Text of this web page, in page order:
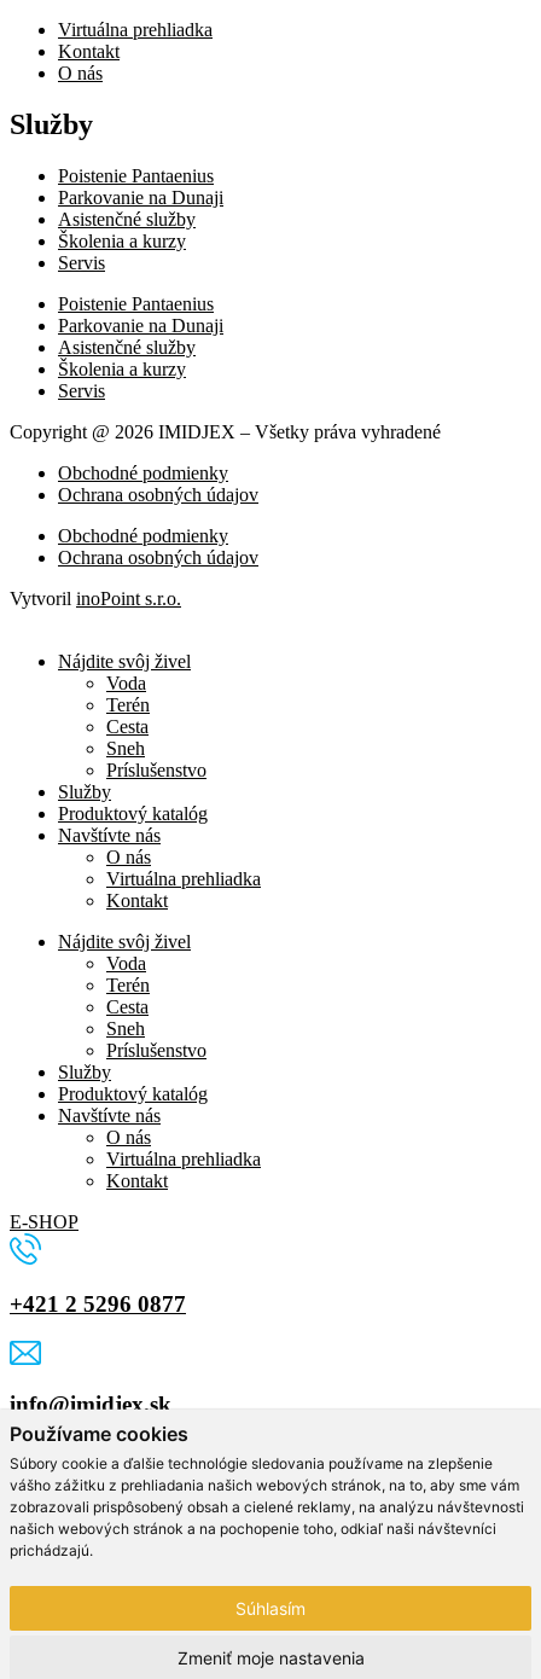
Používame cookies
Súbory cookie a ďalšie technológie sledovania používame na zlepšenie
vášho zážitku z prehliadania našich webových stránok, na to, aby sme vám
zobrazovali prispôsobený obsah a cielené reklamy, na analýzu návštevnosti
našich webových stránok a na pochopenie toho, odkiaľ naši návštevníci
prichádzajú.
Súhlasím
Zmeniť moje nastavenia
Virtuálna prehliadka
Kontakt
O nás
Služby
Poistenie Pantaenius
Parkovanie na Dunaji
Asistenčné služby
Školenia a kurzy
Servis
Poistenie Pantaenius
Parkovanie na Dunaji
Asistenčné služby
Školenia a kurzy
Servis
Copyright @ 2026 IMIDJEX – Všetky práva vyhradené
Obchodné podmienky
Ochrana osobných údajov
Obchodné podmienky
Ochrana osobných údajov
Vytvoril inoPoint s.r.o.
Nájdite svôj živel
Voda
Terén
Cesta
Sneh
Príslušenstvo
Služby
Produktový katalóg
Navštívte nás
O nás
Virtuálna prehliadka
Kontakt
Nájdite svôj živel
Voda
Terén
Cesta
Sneh
Príslušenstvo
Služby
Produktový katalóg
Navštívte nás
O nás
Virtuálna prehliadka
Kontakt
E-SHOP
+421 2 5296 0877
info@imidjex.sk
Vyplňte formulár
Meno a priezvisko
Email
Telefón